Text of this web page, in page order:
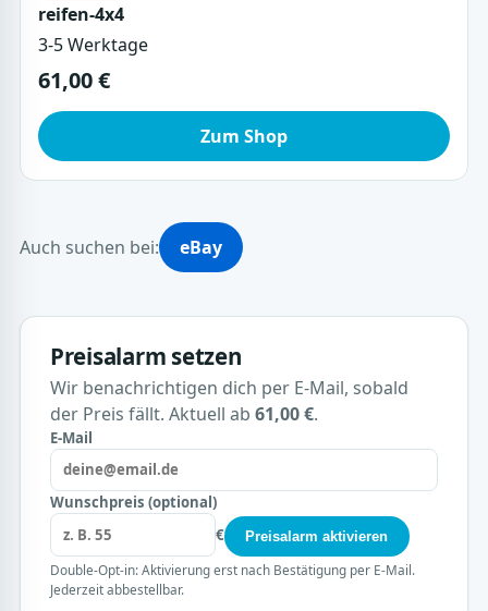
reifen-4x4
3-5 Werktage
61,00 €
Zum Shop
Auch suchen bei: eBay
Preisalarm setzen
Wir benachrichtigen dich per E-Mail, sobald
der Preis fällt. Aktuell ab 61,00 €.
E-Mail
Wunschpreis (optional)
€
Preisalarm aktivieren
Double-Opt-in: Aktivierung erst nach Bestätigung per E-Mail.
Jederzeit abbestellbar.